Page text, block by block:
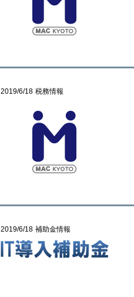
2019/6/18 税務情報
2019/6/18 補助金情報